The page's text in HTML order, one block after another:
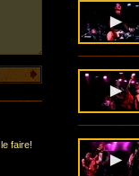
faire!